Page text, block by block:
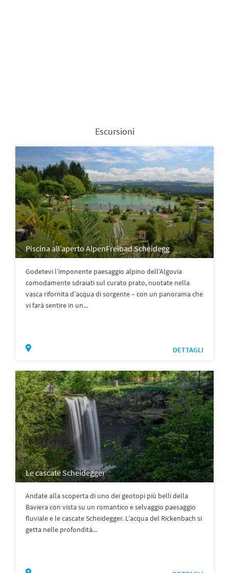
Escursioni
Piscina all’aperto AlpenFreibad Scheidegg
Godetevi l’imponente paesaggio alpino dell’Algovia
comodamente sdraiati sul curato prato, nuotate nella
vasca rifornita d’acqua di sorgente – con un panorama che
vi farà sentire in un...
DETTAGLI
Le cascate Scheidegger
Andate alla scoperta di uno dei geotopi più belli della
Baviera con vista su un romantico e selvaggio paesaggio
fluviale e le cascate Scheidegger. L’acqua del Rickenbach si
getta nelle profondità...